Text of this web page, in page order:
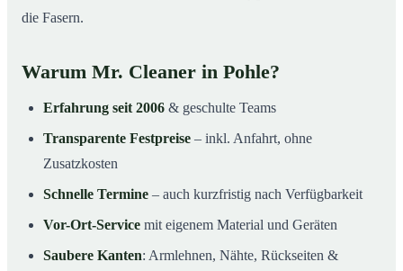
die Fasern.
Warum Mr. Cleaner in Pohle?
Erfahrung seit 2006 & geschulte Teams
Transparente Festpreise – inkl. Anfahrt, ohne
Zusatzkosten
Schnelle Termine – auch kurzfristig nach Verfügbarkeit
Vor-Ort-Service mit eigenem Material und Geräten
Saubere Kanten: Armlehnen, Nähte, Rückseiten &